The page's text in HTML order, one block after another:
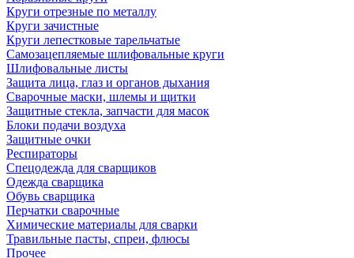
Круги отрезные по металлу
Круги зачистные
Круги лепестковые тарельчатые
Самозацепляемые шлифовальные круги
Шлифовальные листы
Защита лица, глаз и органов дыхания
Сварочные маски, шлемы и щитки
Защитные стекла, запчасти для масок
Блоки подачи воздуха
Защитные очки
Респираторы
Спецодежда для сварщиков
Одежда сварщика
Обувь сварщика
Перчатки сварочные
Химические материалы для сварки
Травильные пасты, спреи, флюсы
Прочее